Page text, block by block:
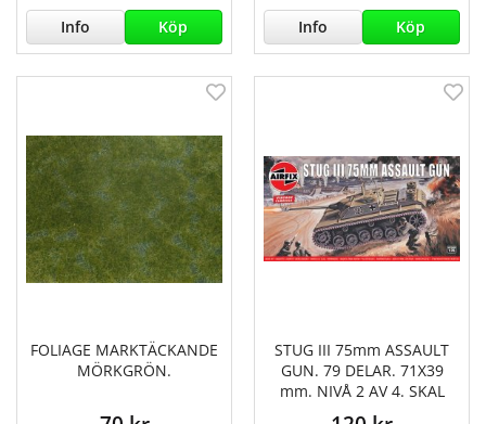
Info Köp Info Köp
FOLIAGE MARKTÄCKANDE
MÖRKGRÖN.
STUG III 75mm ASSAULT
GUN. 79 DELAR. 71X39
mm. NIVÅ 2 AV 4. SKAL